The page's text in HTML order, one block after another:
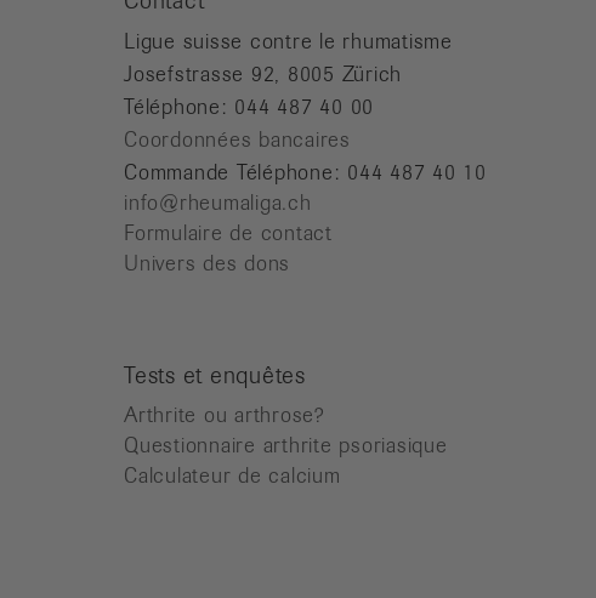
Ligue suisse contre le rhumatisme
Josefstrasse 92, 8005 Zürich
Téléphone: 044 487 40 00
Coordonnées bancaires
Commande Téléphone: 044 487 40 10
info@rheumaliga.ch
Formulaire de contact
Univers des dons
Tests et enquêtes
Arthrite ou arthrose?
Questionnaire arthrite psoriasique
Calculateur de calcium